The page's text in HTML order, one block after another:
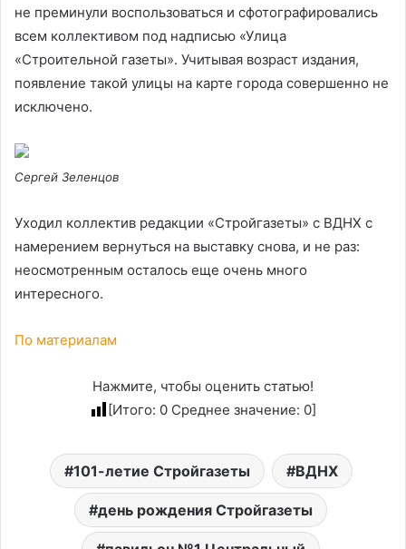
не преминули воспользоваться и сфотографировались
всем коллективом под надписью «Улица
«Строительной газеты». Учитывая возраст издания,
появление такой улицы на карте города совершенно не
исключено.
Сергей Зеленцов
Уходил коллектив редакции «Стройгазеты» с ВДНХ с
намерением вернуться на выставку снова, и не раз:
неосмотренным осталось еще очень много
интересного.
По материалам
Нажмите, чтобы оценить статью!
[Итого: 0 Среднее значение: 0]
101-летие Стройгазеты ВДНХ
день рождения Стройгазеты